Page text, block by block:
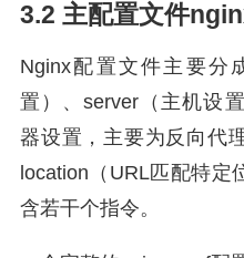
3.2 主配置文件
Nginx配置文件主要分
置）、server（主机设
器设置，主要为反向代
location（URL匹配特定
含若干个指令。